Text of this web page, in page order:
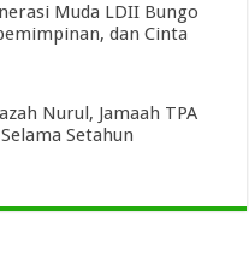
Muda LDII Bungo
dan Cinta
Nurul, Jamaah TPA
Setahun